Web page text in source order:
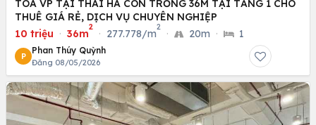
TOÀ VP TẠI THÁI HÀ CÒN TRỐNG 36M TẠI TẦNG 1 CHO
THUÊ GIÁ RẺ, DỊCH VỤ CHUYÊN NGHIỆP
10 triệu · 36m
2
· 277.778/m
2
· 20m · 1
P
Phan Thúy Quỳnh
Đăng 08/05/2026